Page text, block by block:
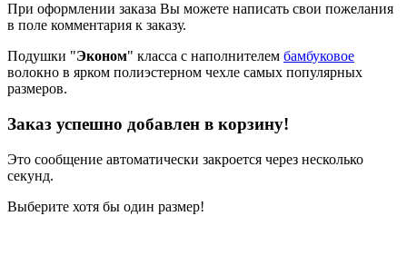
При оформлении заказа Вы можете написать свои пожелания
в поле комментария к заказу.
Подушки "Эконом" класса с наполнителем бамбуковое
волокно в ярком полиэстерном чехле самых популярных
размеров.
Заказ успешно добавлен в корзину!
Это сообщение автоматически закроется через несколько
секунд.
Выберите хотя бы один размер!